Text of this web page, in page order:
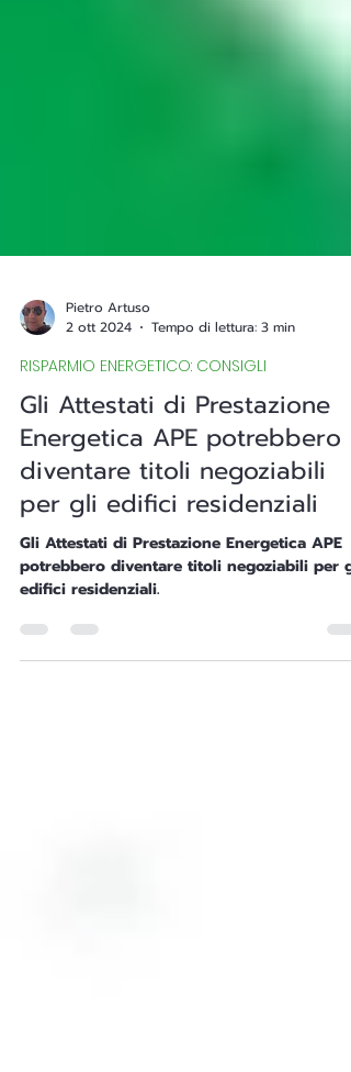
Pietro Artuso
2 ott 2024
Tempo di lettura: 3 min
RISPARMIO ENERGETICO: CONSIGLI
Gli Attestati di Prestazione
Energetica APE potrebbero
diventare titoli negoziabili
per gli edifici residenziali
potrebbero diventare titoli negoziabili per gli
edifici residenziali.